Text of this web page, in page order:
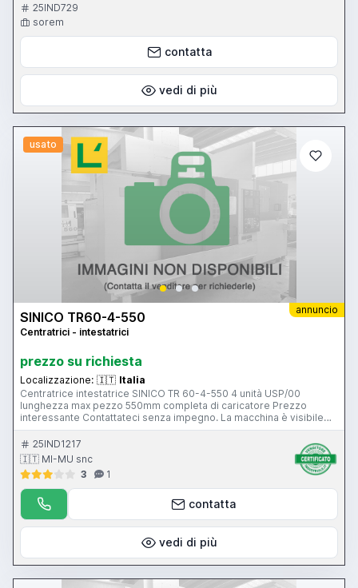
25IND729
sorem
contatta
vedi di più
usato
annuncio
SINICO TR60-4-550
Centratrici - intestatrici
prezzo su richiesta
Localizzazione: 🇮🇹 Italia
Centratrice intestatrice SINICO TR 60-4-550 4 unità USP/00
lunghezza max pezzo 550mm completa di caricatore Prezzo
interessante Contattateci senza impegno. La macchina è visibile
funzionante nel ns magazzino di Gussago (BS) Mimu Macchine
Utensili
25IND1217
🇮🇹 MI-MU snc
3
1
contatta
vedi di più